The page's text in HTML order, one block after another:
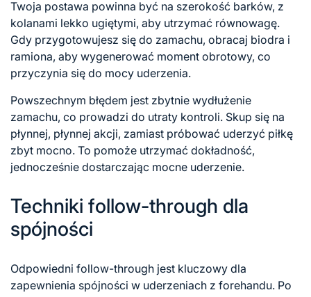
Twoja postawa powinna być na szerokość barków, z
kolanami lekko ugiętymi, aby utrzymać równowagę.
Gdy przygotowujesz się do zamachu, obracaj biodra i
ramiona, aby wygenerować moment obrotowy, co
przyczynia się do mocy uderzenia.
Powszechnym błędem jest zbytnie wydłużenie
zamachu, co prowadzi do utraty kontroli. Skup się na
płynnej, płynnej akcji, zamiast próbować uderzyć piłkę
zbyt mocno. To pomoże utrzymać dokładność,
jednocześnie dostarczając mocne uderzenie.
Techniki follow-through dla
spójności
Odpowiedni follow-through jest kluczowy dla
zapewnienia spójności w uderzeniach z forehandu. Po